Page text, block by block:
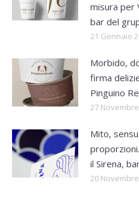
misura per
bar del
21 Gennaio
Morbido,
firma
Pinguino
27
Mito,
il Sirena,
20